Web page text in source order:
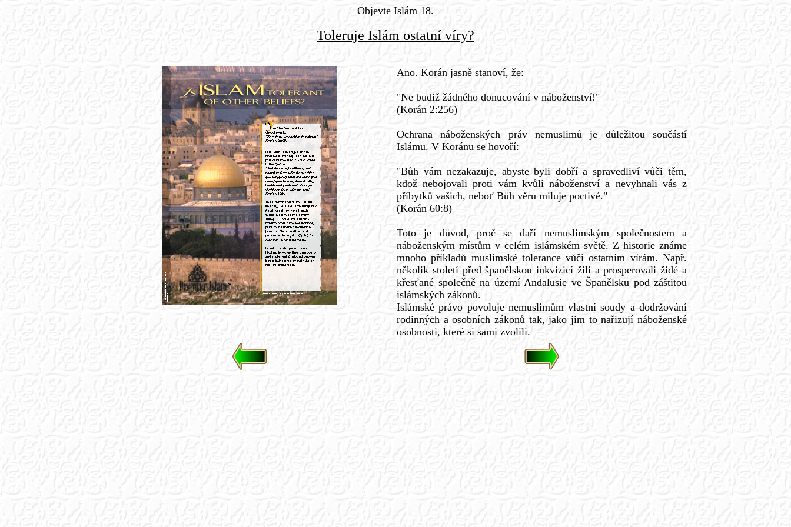
Objevte Islám 18.
Toleruje Islám ostatní víry?
Ano. Korán jasně stanoví, že:
"Ne budiž žádného donucování v náboženství!"
(Korán 2:256)
Ochrana náboženských práv nemuslimů je důležitou součástí
Islámu. V Koránu se hovoří:
"Bůh vám nezakazuje, abyste byli dobří a spravedliví vůči těm,
kdož nebojovali proti vám kvůli náboženství a nevyhnali vás z
příbytků vašich, neboť Bůh věru miluje poctivé."
(Korán 60:8)
Toto je důvod, proč se daří nemuslimským společnostem a
náboženským místům v celém islámském světě. Z historie známe
mnoho příkladů muslimské tolerance vůči ostatním vírám. Např.
několik století před španělskou inkvizicí žili a prosperovali židé a
křesťané společně na území Andalusie ve Španělsku pod záštitou
islámských zákonů.
Islámské právo povoluje nemuslimům vlastní soudy a dodržování
rodinných a osobních zákonů tak, jako jim to nařizují náboženské
osobnosti, které si sami zvolili.